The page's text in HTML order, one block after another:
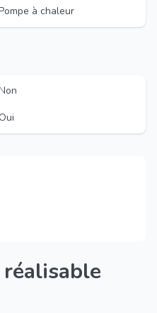
à chaleur